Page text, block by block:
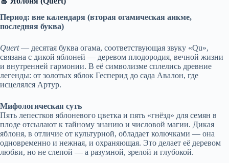
Период: вне календаря (вторая огамическая аикме,
последняя буква)
Quert— десятая буква огама, соответствующая звуку «Qu»,
связана с дикой яблоней — деревом плодородия, вечной жизни
и внутренней гармонии. В её символизме сплелись древние
легенды: от золотых яблок Гесперид до сада Авалон, где
исцелялся Артур.
Мифологическая суть
Пять лепестков яблоневого цветка и пять «гнёзд» для семян в
плоде отсылают к тайному знанию и числовой магии. Дикая
яблоня, в отличие от культурной, обладает колючками — она
одновременно и нежная, и охраняющая. Это делает её деревом
любви, но не слепой — а разумной, зрелой и глубокой.